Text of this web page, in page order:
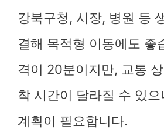
강북구청, 시장, 병원 등
결해 목적형 이동에도 좋
격이 20분이지만, 교통
착 시간이 달라질 수 있
계획이 필요합니다.